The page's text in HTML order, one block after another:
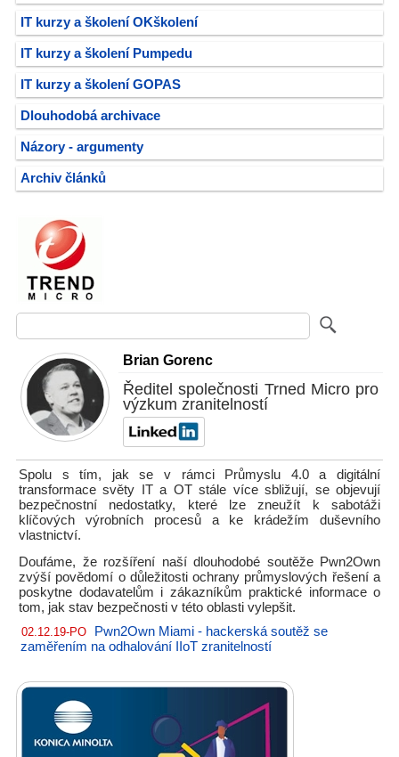
IT kurzy a školení OKškolení
IT kurzy a školení Pumpedu
IT kurzy a školení GOPAS
Dlouhodobá archivace
Názory - argumenty
Archiv článků
Brian Gorenc
Ředitel společnosti Trned Micro pro
výzkum zranitelností
Spolu s tím, jak se v rámci Průmyslu 4.0 a digitální
transformace světy IT a OT stále více sbližují, se objevují
bezpečnostní nedostatky, které lze zneužít k sabotáži
klíčových výrobních procesů a ke krádežím duševního
vlastnictví.
Doufáme, že rozšíření naší dlouhodobé soutěže Pwn2Own
zvýší povědomí o důležitosti ochrany průmyslových řešení a
poskytne dodavatelům i zákazníkům praktické informace o
tom, jak stav bezpečnosti v této oblasti vylepšit.
02.12.19-PO
Pwn2Own Miami - hackerská soutěž se
zaměřením na odhalování IIoT zranitelností